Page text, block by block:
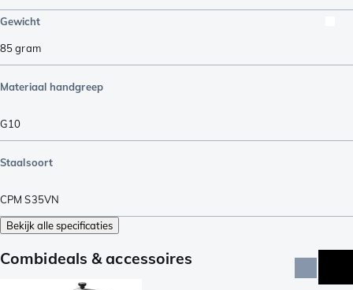
Gewicht
85gram
Materiaal handgreep
G10
Staalsoort
CPM S35VN
Bekijk alle specificaties
Combideals & accessoires